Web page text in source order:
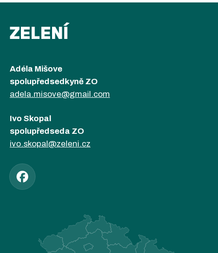
ZELENÍ
Adéla Mišove
spolupředsedkyně ZO
adela.misove@gmail.com
Ivo Skopal
spolupředseda ZO
ivo.skopal@zeleni.cz